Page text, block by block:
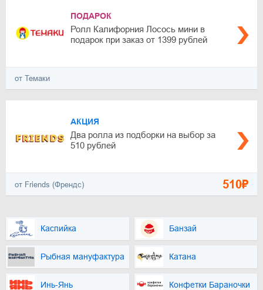
ПОДАРОК
Ролл Калифорния Лосось мини в
подарок при заказ от 1399 рублей
от Темаки
АКЦИЯ
Два ролла из подборки на выбор за
510 рублей
от Friends (Френдс) 510₽
Каспийка Банзай
Рыбная мануфактура Катана
Инь-Янь Конфетки Бараночки